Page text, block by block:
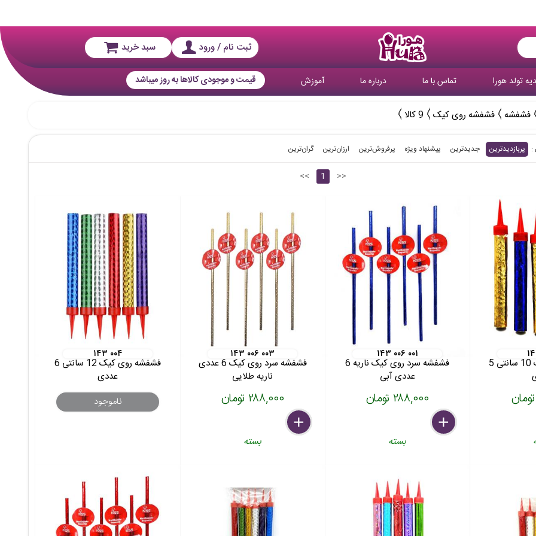
ثبت نام / ورود سبد خرید
تولد هورا تماس با ما درباره ما آموزش قیمت و موجودی کالاها به روز میباشد
فشفشه فشفشه روی کیک 9 کالا
پربازدیدترین جدیدترین پیشنهاد ویژه پرفروش‌ترین‌ ارزان‌ترین گران‌ترین
<< 1 >>
فشفشه روی کیک 10 سانتی 5
۱۴۳ ۰۰۶ ۰۰۱
فشفشه سرد روی کیک ناریه 6
عددی آبی
۲۸۸,۰۰۰ تومان
delete
remove
add
بسته
۱۴۳ ۰۰۶ ۰۰۳
فشفشه سرد روی کیک 6 عددی
ناریه طلایی
۲۸۸,۰۰۰ تومان
delete
remove
add
بسته
۱۴۳ ۰۰۴
فشفشه روی کیک 12 سانتی 6
عددی
ناموجود